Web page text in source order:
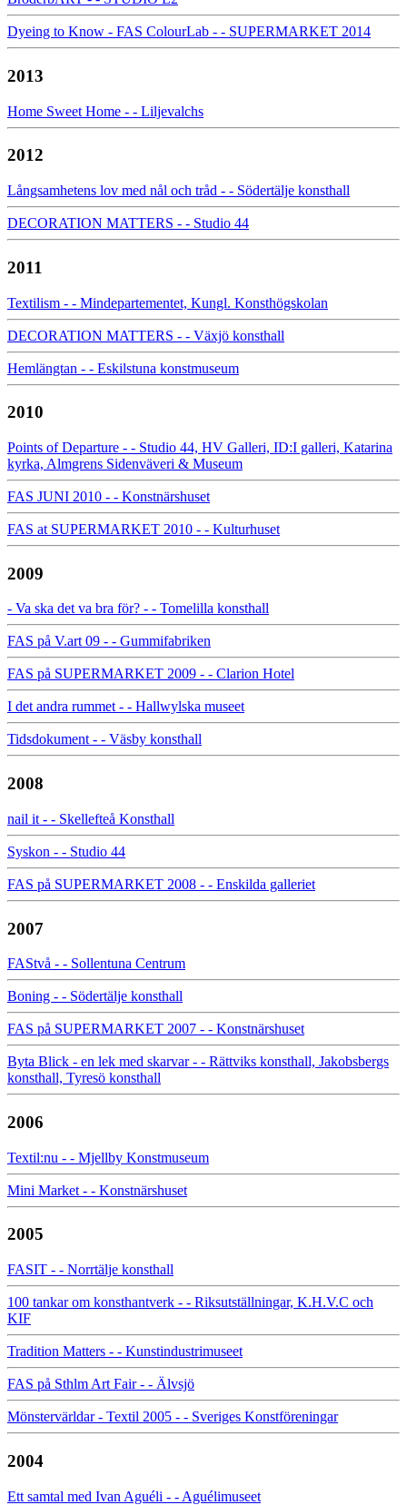
Dyeing to Know - FAS ColourLab - - SUPERMARKET 2014
2013
Home Sweet Home - - Liljevalchs
2012
Långsamhetens lov med nål och tråd - - Södertälje konsthall
DECORATION MATTERS - - Studio 44
2011
Textilism - - Mindepartementet, Kungl. Konsthögskolan
DECORATION MATTERS - - Växjö konsthall
Hemlängtan - - Eskilstuna konstmuseum
2010
Points of Departure - - Studio 44, HV Galleri, ID:I galleri, Katarina
kyrka, Almgrens Sidenväveri & Museum
FAS JUNI 2010 - - Konstnärshuset
FAS at SUPERMARKET 2010 - - Kulturhuset
2009
- Va ska det va bra för? - - Tomelilla konsthall
FAS på V.art 09 - - Gummifabriken
FAS på SUPERMARKET 2009 - - Clarion Hotel
I det andra rummet - - Hallwylska museet
Tidsdokument - - Väsby konsthall
2008
nail it - - Skellefteå Konsthall
Syskon - - Studio 44
FAS på SUPERMARKET 2008 - - Enskilda galleriet
2007
FAStvå - - Sollentuna Centrum
Boning - - Södertälje konsthall
FAS på SUPERMARKET 2007 - - Konstnärshuset
Byta Blick - en lek med skarvar - - Rättviks konsthall, Jakobsbergs
konsthall, Tyresö konsthall
2006
Textil:nu - - Mjellby Konstmuseum
Mini Market - - Konstnärshuset
2005
FASIT - - Norrtälje konsthall
100 tankar om konsthantverk - - Riksutställningar, K.H.V.C och
KIF
Tradition Matters - - Kunstindustrimuseet
FAS på Sthlm Art Fair - - Älvsjö
Mönstervärldar - Textil 2005 - - Sveriges Konstföreningar
2004
Ett samtal med Ivan Aguéli - - Aguélimuseet